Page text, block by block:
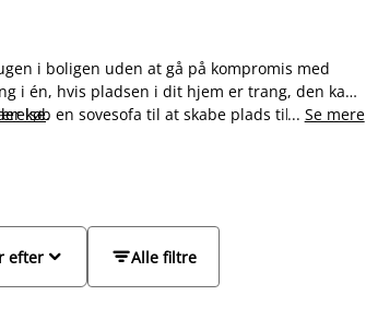
i boligen uden at gå på kompromis med
i én, hvis pladsen i dit hjem er trang, den kan
køb en sovesofa til at skabe plads til
. ... Se mere
Alle filtre

efter